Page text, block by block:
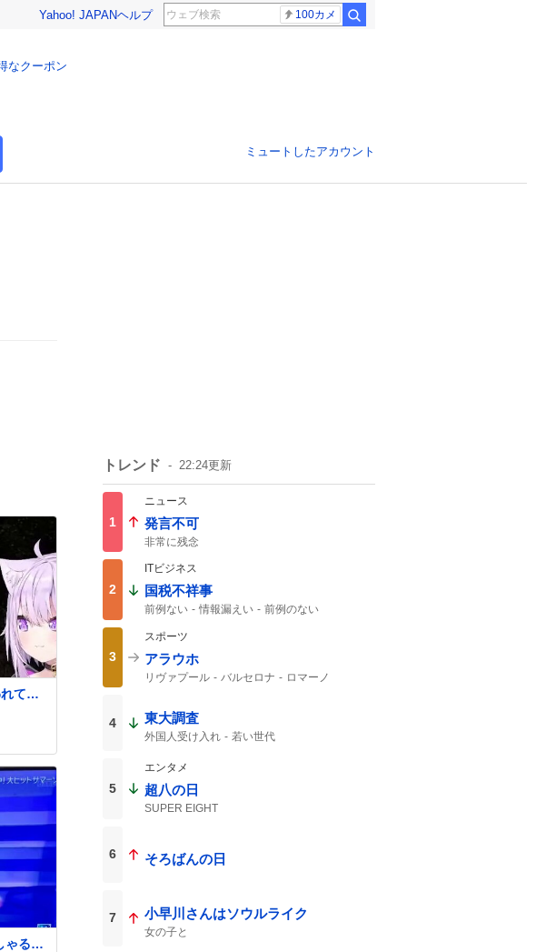
Yahoo! JAPANヘルプ 100カメ
なクーポン
ミュートしたアカウント
てい
ゃる🤣
トレンド 22:24更新
1
ニュース
発言不可
非常に残念
2
ITビジネス
国税不祥事
前例ない 情報漏えい 前例のない
3
スポーツ
アラウホ
リヴァプール バルセロナ
ロマーノ
4 東大調査
外国人受け入れ 若い世代
5
エンタメ
超八の日
SUPER EIGHT
6 そろばんの日
7 小早川さんはソウルライク
女の子と